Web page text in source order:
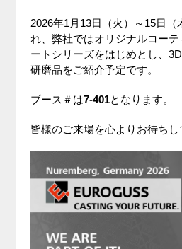
2026年1月13日（火）～15日（
れ、弊社ではオリジナルコー
ートシリーズをはじめとし、
研磨品をご紹介予定です。
ブース＃は7-401となります。
皆様のご来場を心よりお待ちし